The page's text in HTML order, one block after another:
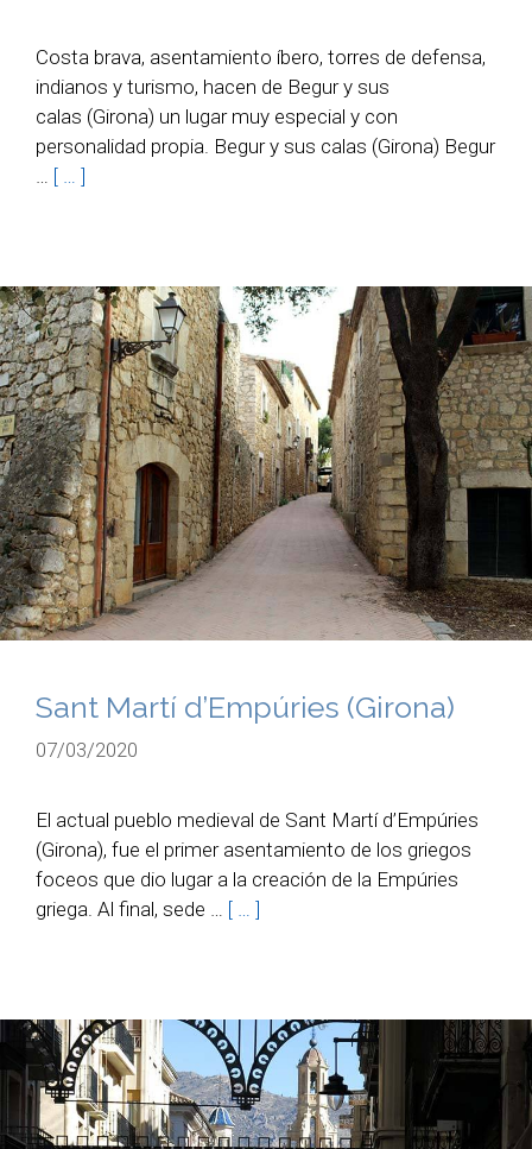
Costa brava, asentamiento íbero, torres de defensa,
indianos y turismo, hacen de Begur y sus
calas (Girona) un lugar muy especial y con
personalidad propia. Begur y sus calas (Girona) Begur
[ … ]
Sant Martí d’Empúries (Girona)
07/03/2020
El actual pueblo medieval de Sant Martí d’Empúries
(Girona), fue el primer asentamiento de los griegos
foceos que dio lugar a la creación de la Empúries
griega. Al final, sede … [ … ]